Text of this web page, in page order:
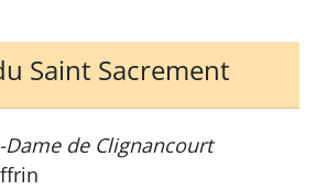
Saint Sacrement
de Clignancourt